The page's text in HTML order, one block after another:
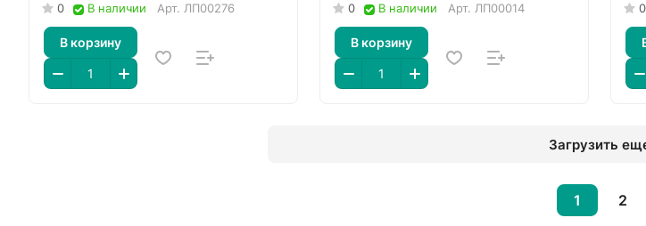
0 В наличии Арт. ЛП00276
В корзину
0 В наличии Арт. ЛП00014
В корзину
0
Загрузить
1 2